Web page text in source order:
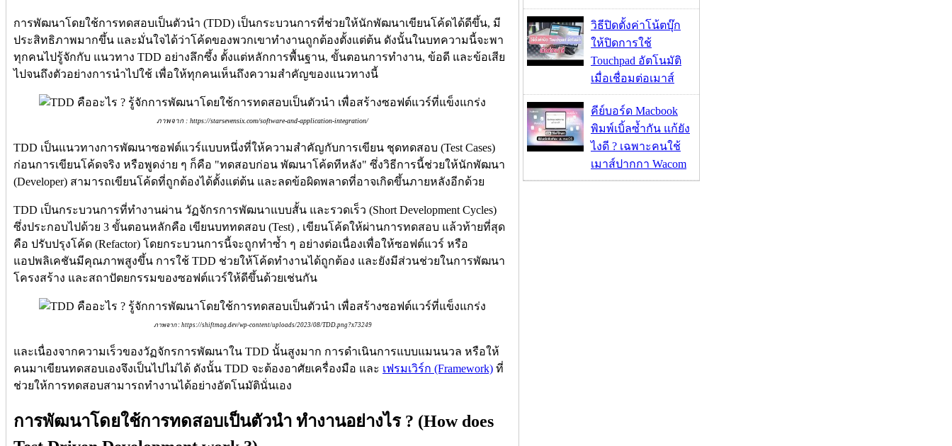
การพัฒนาโดยใช้การทดสอบเป็นตัวนำ (TDD) เป็นกระบวนการที่ช่วยให้นักพัฒนาเขียนโค้ดได้ดีขึ้น, มี
ประสิทธิภาพมากขึ้น และมั่นใจได้ว่าโค้ดของพวกเขาทำงานถูกต้องตั้งแต่ต้น ดังนั้นในบทความนี้จะพา
ทุกคนไปรู้จักกับ แนวทาง TDD อย่างลึกซึ้ง ตั้งแต่หลักการพื้นฐาน, ขั้นตอนการทำงาน, ข้อดี และข้อเสีย
ไปจนถึงตัวอย่างการนำไปใช้ เพื่อให้ทุกคนเห็นถึงความสำคัญของแนวทางนี้
ภาพจาก : https://starsevensix.com/software-and-application-integration/
TDD เป็นแนวทางการพัฒนาซอฟต์แวร์แบบหนึ่งที่ให้ความสำคัญกับการเขียน ชุดทดสอบ (Test Cases)
ก่อนการเขียนโค้ดจริง หรือพูดง่าย ๆ ก็คือ "ทดสอบก่อน พัฒนาโค้ดทีหลัง" ซึ่งวิธีการนี้ช่วยให้นักพัฒนา
(Developer) สามารถเขียนโค้ดที่ถูกต้องได้ตั้งแต่ต้น และลดข้อผิดพลาดที่อาจเกิดขึ้นภายหลังอีกด้วย
TDD เป็นกระบวนการที่ทำงานผ่าน วัฏจักรการพัฒนาแบบสั้น และรวดเร็ว (Short Development Cycles)
ซึ่งประกอบไปด้วย 3 ขั้นตอนหลักคือ เขียนบททดสอบ (Test) , เขียนโค้ดให้ผ่านการทดสอบ แล้วท้ายที่สุด
คือ ปรับปรุงโค้ด (Refactor) โดยกระบวนการนี้จะถูกทำซ้ำ ๆ อย่างต่อเนื่องเพื่อให้ซอฟต์แวร์ หรือ
แอปพลิเคชันมีคุณภาพสูงขึ้น การใช้ TDD ช่วยให้โค้ดทำงานได้ถูกต้อง และยังมีส่วนช่วยในการพัฒนา
โครงสร้าง และสถาปัตยกรรมของซอฟต์แวร์ให้ดีขึ้นด้วยเช่นกัน
ภาพจาก : https://shiftmag.dev/wp-content/uploads/2023/08/TDD.png?x73249
และเนื่องจากความเร็วของวัฏจักรการพัฒนาใน TDD นั้นสูงมาก การดำเนินการแบบแมนนวล หรือให้
คนมาเขียนทดสอบเองจึงเป็นไปไม่ได้ ดังนั้น TDD จะต้องอาศัยเครื่องมือ และ เฟรมเวิร์ก (Framework) ที่
ช่วยให้การทดสอบสามารถทำงานได้อย่างอัตโนมัตินั่นเอง
การพัฒนาโดยใช้การทดสอบเป็นตัวนำ ทำงานอย่างไร ? (How does
วิธีปิดตั้งค่าโน้ตบุ๊ก
ให้ปิดการใช้
Touchpad อัตโนมัติ
เมื่อเชื่อมต่อเมาส์
คีย์บอร์ด Macbook
พิมพ์เบิ้ลซ้ำกัน แก้ยัง
ไงดี ? เฉพาะคนใช้
เมาส์ปากกา Wacom